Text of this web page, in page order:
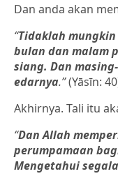
Dan anda akan
“Tidaklah
bulan dan malam
siang. Dan
edarnya.”(Yāsīn:
Akhirnya. Tali itu
“Dan Allah
perumpamaan
Mengetahui